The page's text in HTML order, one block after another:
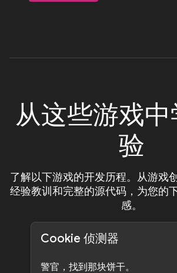
从这些游戏
验
了解以下游戏的开发历程。从游戏
经验教训和完整的源代码，为您的
感。
Cookie 侦测器
警官，找到那块饼干。